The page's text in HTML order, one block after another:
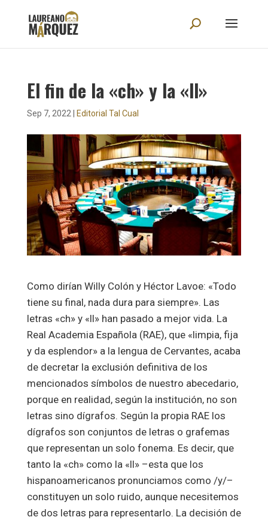
El fin de la «ch» y la «ll»
Sep 7, 2022 Editorial Tal Cual
Como dirían Willy Colón y Héctor Lavoe: «Todo
tiene su final, nada dura para siempre». Las
letras «ch» y «ll» han pasado a mejor vida. La
Real Academia Española (RAE), que «limpia, fija
y da esplendor» a la lengua de Cervantes, acaba
de decretar la exclusión definitiva de los
mencionados símbolos de nuestro abecedario,
porque en realidad, según la institución, no son
letras sino dígrafos. Según la propia RAE los
dígrafos son conjuntos de letras o grafemas
que representan un solo fonema. Es decir, que
tanto la «ch» como la «ll» –esta que los
hispanoamericanos pronunciamos como /y/–
constituyen un solo ruido, aunque necesitemos
de dos letras para representarlo. La decisión de